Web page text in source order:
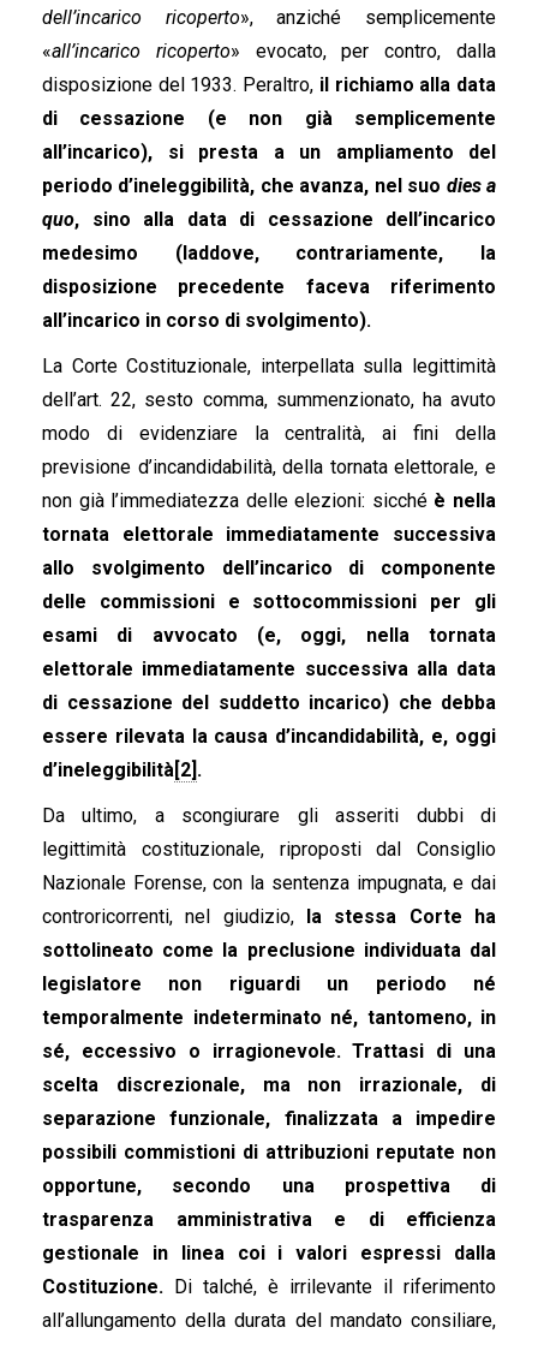
dell’incarico ricoperto», anziché semplicemente
«all’incarico ricoperto» evocato, per contro, dalla
disposizione del 1933. Peraltro, il richiamo alla data
di cessazione (e non già semplicemente
all’incarico), si presta a un ampliamento del
periodo d’ineleggibilità, che avanza, nel suo dies a
quo, sino alla data di cessazione dell’incarico
medesimo (laddove, contrariamente, la
disposizione precedente faceva riferimento
all’incarico in corso di svolgimento).
La Corte Costituzionale, interpellata sulla legittimità
dell’art. 22, sesto comma, summenzionato, ha avuto
modo di evidenziare la centralità, ai fini della
previsione d’incandidabilità, della tornata elettorale, e
non già l’immediatezza delle elezioni: sicché è nella
tornata elettorale immediatamente successiva
allo svolgimento dell’incarico di componente
delle commissioni e sottocommissioni per gli
esami di avvocato (e, oggi, nella tornata
elettorale immediatamente successiva alla data
di cessazione del suddetto incarico) che debba
essere rilevata la causa d’incandidabilità, e, oggi
d’ineleggibilità[2] .
Da ultimo, a scongiurare gli asseriti dubbi di
legittimità costituzionale, riproposti dal Consiglio
Nazionale Forense, con la sentenza impugnata, e dai
controricorrenti, nel giudizio, la stessa Corte ha
sottolineato come la preclusione individuata dal
legislatore non riguardi un periodo né
temporalmente indeterminato né, tantomeno, in
sé, eccessivo o irragionevole. Trattasi di una
scelta discrezionale, ma non irrazionale, di
separazione funzionale, finalizzata a impedire
possibili commistioni di attribuzioni reputate non
opportune, secondo una prospettiva di
trasparenza amministrativa e di efficienza
gestionale in linea coi i valori espressi dalla
Costituzione. Di talché, è irrilevante il riferimento
all’allungamento della durata del mandato consiliare,